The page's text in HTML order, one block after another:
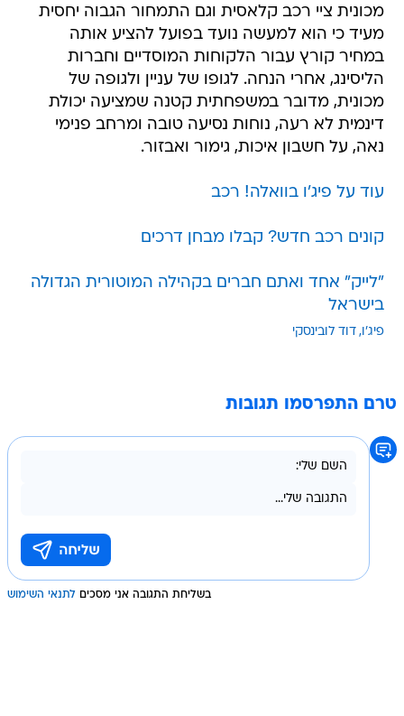
מכונית ציי רכב קלאסית וגם התמחור הגבוה יחסית
מעיד כי הוא למעשה נועד בפועל להציע אותה
במחיר קורץ עבור הלקוחות המוסדיים וחברות
הליסינג, אחרי הנחה. לגופו של עניין ולגופה של
מכונית, מדובר במשפחתית קטנה שמציעה יכולת
דינמית לא רעה, נוחות נסיעה טובה ומרחב פנימי
נאה, על חשבון איכות, גימור ואבזור.
עוד על פיג'ו בוואלה! רכב
קונים רכב חדש? קבלו מבחן דרכים
"לייק" אחד ואתם חברים בקהילה המוטורית הגדולה
בישראל
פיג'ו דוד לובינסקי
טרם התפרסמו תגובות
בשליחת התגובה אני מסכים לתנאי השימוש